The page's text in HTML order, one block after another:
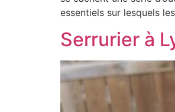
essentiels sur lesquels
Serrurier à